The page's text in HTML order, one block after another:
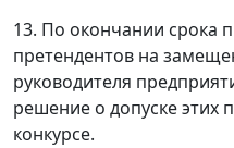
13. По окончании срока
претендентов на
руководителя
решение о допуске этих
конкурсе.